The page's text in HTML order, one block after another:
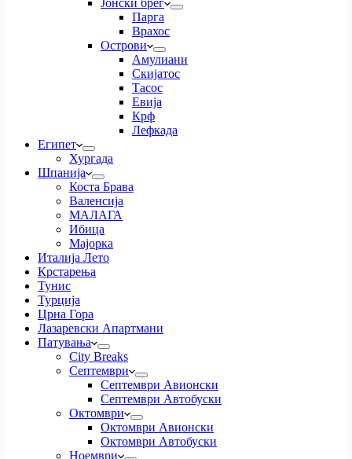
Јонски брег
Парга
Врахос
Острови
Амулиани
Скијатос
Тасос
Евија
Крф
Лефкада
Египет
Хургада
Шпанија
Коста Брава
Валенсија
МАЛАГА
Ибица
Мајорка
Италија Лето
Крстарења
Тунис
Турција
Црна Гора
Лазаревски Апартмани
Патувања
City Breaks
Септември
Септември Авионски
Септември Автобуски
Октомври
Октомври Авионски
Октомври Автобуски
Ноември